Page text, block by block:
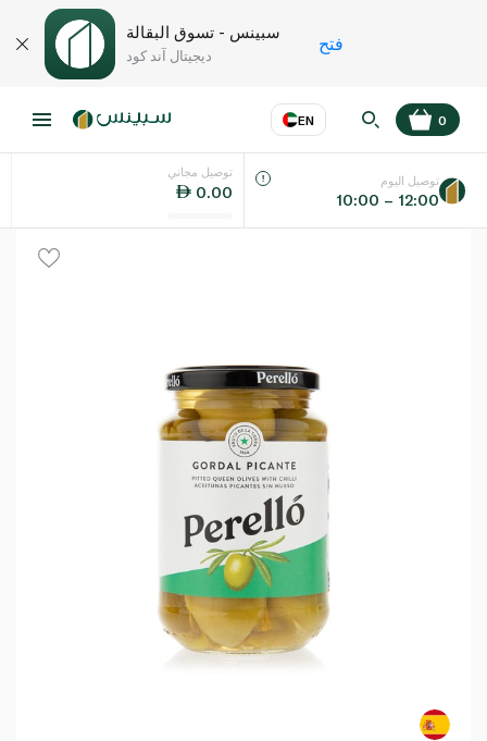
سبينس - تسوق البقالة
ديجيتال آند كود
فتح
EN
اللغة عر
0
توصيل مجاني
0.00
توصيل اليوم
10:00 – 12:00